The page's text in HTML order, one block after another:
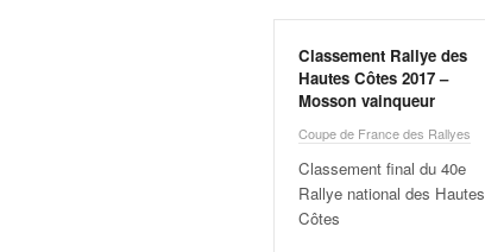
Classement Rallye des
Hautes Côtes 2017 –
Mosson vainqueur
Coupe de France des Rallyes
Classement final du 40e
Rallye national des Hautes
Côtes